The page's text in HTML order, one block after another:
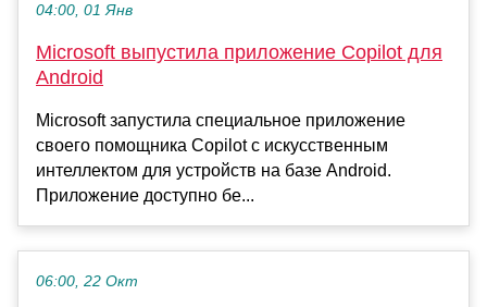
04:00, 01 Янв
Microsoft выпустила приложение Copilot для
Android
Microsoft запустила специальное приложение
своего помощника Copilot с искусственным
интеллектом для устройств на базе Android.
Приложение доступно бе...
06:00, 22 Окт